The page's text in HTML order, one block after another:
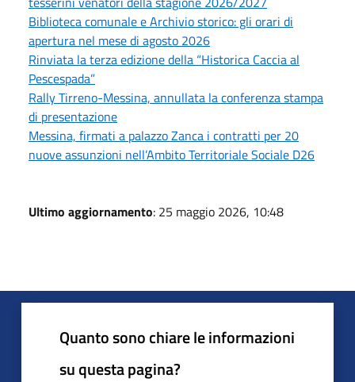
Biblioteca comunale e Archivio storico: gli orari di
apertura nel mese di agosto 2026
Rinviata la terza edizione della “Historica Caccia al
Pescespada”
Rally Tirreno-Messina, annullata la conferenza stampa
di presentazione
Messina, firmati a palazzo Zanca i contratti per 20
nuove assunzioni nell’Ambito Territoriale Sociale D26
Ultimo aggiornamento: 25 maggio 2026, 10:48
Quanto sono chiare le informazioni
su questa pagina?